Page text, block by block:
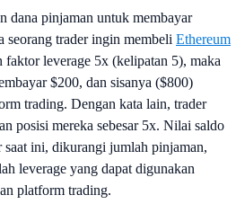
dana pinjaman untuk membayar
seorang trader ingin membeli Ethereum
faktor leverage 5x (kelipatan 5), maka
$200, dan sisanya ($800)
trading. Dengan kata lain, trader
posisi mereka sebesar 5x. Nilai saldo
saat ini, dikurangi jumlah pinjaman,
leverage yang dapat digunakan
platform trading.